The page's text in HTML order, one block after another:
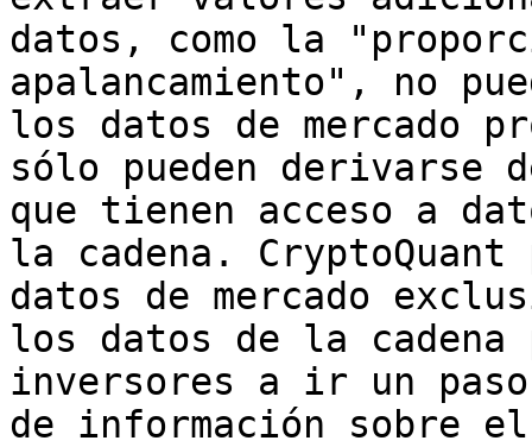
datos, como la
apalancamiento", no
los datos de mercado
sólo pueden derivarse
que tienen acceso a
la cadena.
datos de mercado
los datos de la cadena
inversores a ir un
de información sobre el